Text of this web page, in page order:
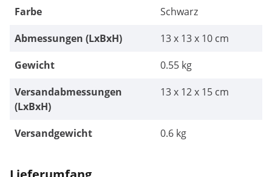
Farbe
Schwarz
Abmessungen (LxBxH)
13 x 13 x 10 cm
Gewicht
0.55 kg
Versandabmessungen
(LxBxH)
13 x 12 x 15 cm
Versandgewicht 0.6 kg